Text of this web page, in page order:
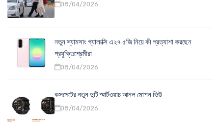
08/04/2026
নতুন স্যামসাং গ্যালাক্সি এ২৭ ৫জি নিয়ে কী প্রত্যাশা করছেন
প্রযুক্তিপ্রেমীরা
08/04/2026
কসপেটের নতুন দুটি স্মার্টওয়াচ আনল মোশন ভিউ
08/04/2026